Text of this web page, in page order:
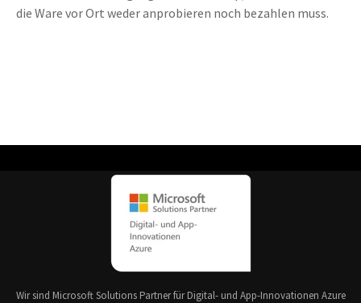
die Ware vor Ort weder anprobieren noch bezahlen muss.
Wir sind Microsoft Solutions Partner für Digital- und App-Innovationen Azure